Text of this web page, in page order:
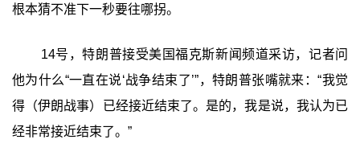
根本猜不准下一秒要往哪拐。
14号，特朗普接受美国福克斯新闻频道采访，记者问
他为什么“一直在说‘战争结束了’”，特朗普张嘴就来：“我觉
得（伊朗战事）已经接近结束了。是的，我是说，我认为已
经非常接近结束了。”